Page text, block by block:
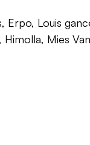
Louis
Mies